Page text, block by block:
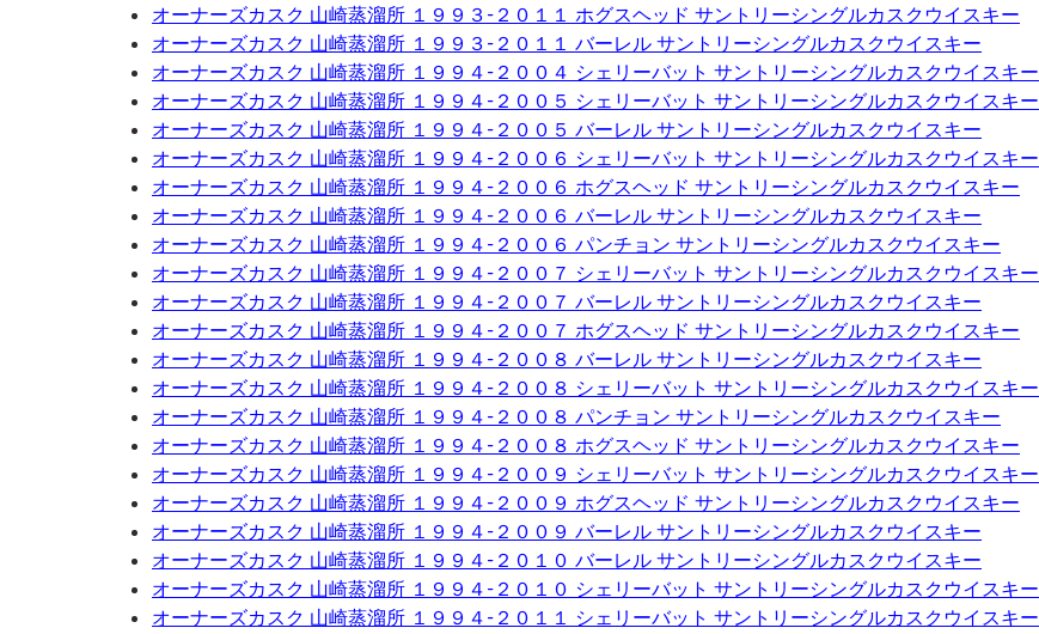
オーナーズカスク 山崎蒸溜所 １９９３-２０１１ ホグスヘッド サントリーシングルカスクウイスキー
オーナーズカスク 山崎蒸溜所 １９９３-２０１１ バーレル サントリーシングルカスクウイスキー
オーナーズカスク 山崎蒸溜所 １９９４-２００４ シェリーバット サントリーシングルカスクウイスキー
オーナーズカスク 山崎蒸溜所 １９９４-２００５ シェリーバット サントリーシングルカスクウイスキー
オーナーズカスク 山崎蒸溜所 １９９４-２００５ バーレル サントリーシングルカスクウイスキー
オーナーズカスク 山崎蒸溜所 １９９４-２００６ シェリーバット サントリーシングルカスクウイスキー
オーナーズカスク 山崎蒸溜所 １９９４-２００６ ホグスヘッド サントリーシングルカスクウイスキー
オーナーズカスク 山崎蒸溜所 １９９４-２００６ バーレル サントリーシングルカスクウイスキー
オーナーズカスク 山崎蒸溜所 １９９４-２００６ パンチョン サントリーシングルカスクウイスキー
オーナーズカスク 山崎蒸溜所 １９９４-２００７ シェリーバット サントリーシングルカスクウイスキー
オーナーズカスク 山崎蒸溜所 １９９４-２００７ バーレル サントリーシングルカスクウイスキー
オーナーズカスク 山崎蒸溜所 １９９４-２００７ ホグスヘッド サントリーシングルカスクウイスキー
オーナーズカスク 山崎蒸溜所 １９９４-２００８ バーレル サントリーシングルカスクウイスキー
オーナーズカスク 山崎蒸溜所 １９９４-２００８ シェリーバット サントリーシングルカスクウイスキー
オーナーズカスク 山崎蒸溜所 １９９４-２００８ パンチョン サントリーシングルカスクウイスキー
オーナーズカスク 山崎蒸溜所 １９９４-２００８ ホグスヘッド サントリーシングルカスクウイスキー
オーナーズカスク 山崎蒸溜所 １９９４-２００９ シェリーバット サントリーシングルカスクウイスキー
オーナーズカスク 山崎蒸溜所 １９９４-２００９ ホグスヘッド サントリーシングルカスクウイスキー
オーナーズカスク 山崎蒸溜所 １９９４-２００９ バーレル サントリーシングルカスクウイスキー
オーナーズカスク 山崎蒸溜所 １９９４-２０１０ バーレル サントリーシングルカスクウイスキー
オーナーズカスク 山崎蒸溜所 １９９４-２０１０ シェリーバット サントリーシングルカスクウイスキー
オーナーズカスク 山崎蒸溜所 １９９４-２０１１ シェリーバット サントリーシングルカスクウイスキー